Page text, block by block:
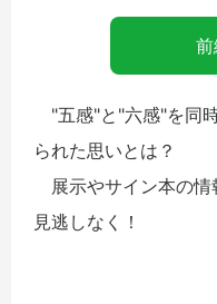
"五感"と"六感"を同
られた思いとは？
展示やサイン本の情
見逃しなく！